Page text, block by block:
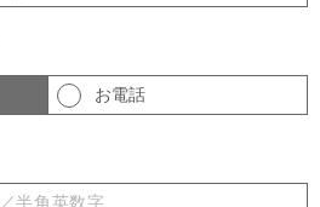
お電話